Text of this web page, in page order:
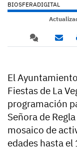
BIOSFERADIGITAL
El
Fiestas de La
programación
Señora de
mosaico de
edades hasta el